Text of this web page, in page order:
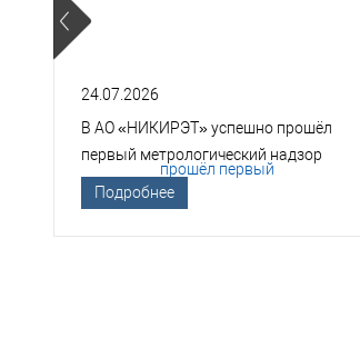
24.07.2026
В АО «НИКИРЭТ» успешно прошёл
первый метрологический надзор
Госкорпорации «Росатом»
Подробнее